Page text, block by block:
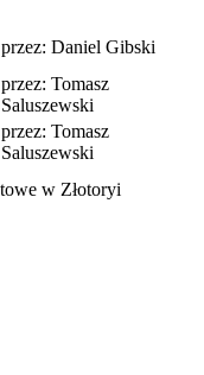
przez: Daniel Gibski
przez: Tomasz
Saluszewski
przez: Tomasz
Saluszewski
w Złotoryi